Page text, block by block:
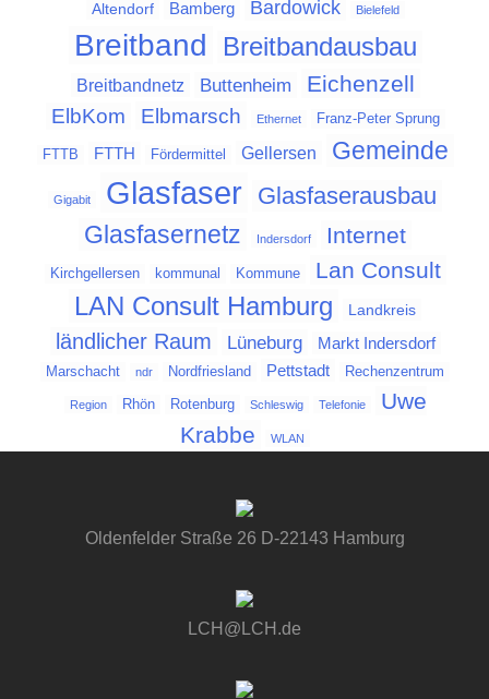
Altendorf Bamberg Bardowick Bielefeld
Breitband Breitbandausbau
Breitbandnetz Buttenheim Eichenzell
ElbKom Elbmarsch Ethernet Franz-Peter Sprung
FTTB FTTH Fördermittel Gellersen Gemeinde
Gigabit Glasfaser Glasfaserausbau
Glasfasernetz Indersdorf Internet
Kirchgellersen kommunal Kommune Lan Consult
LAN Consult Hamburg Landkreis
ländlicher Raum Lüneburg Markt Indersdorf
Marschacht ndr Nordfriesland Pettstadt Rechenzentrum
Region Rhön Rotenburg Schleswig Telefonie
Uwe
Krabbe
WLAN
Oldenfelder Straße 26 D-22143 Hamburg
LCH@LCH.de